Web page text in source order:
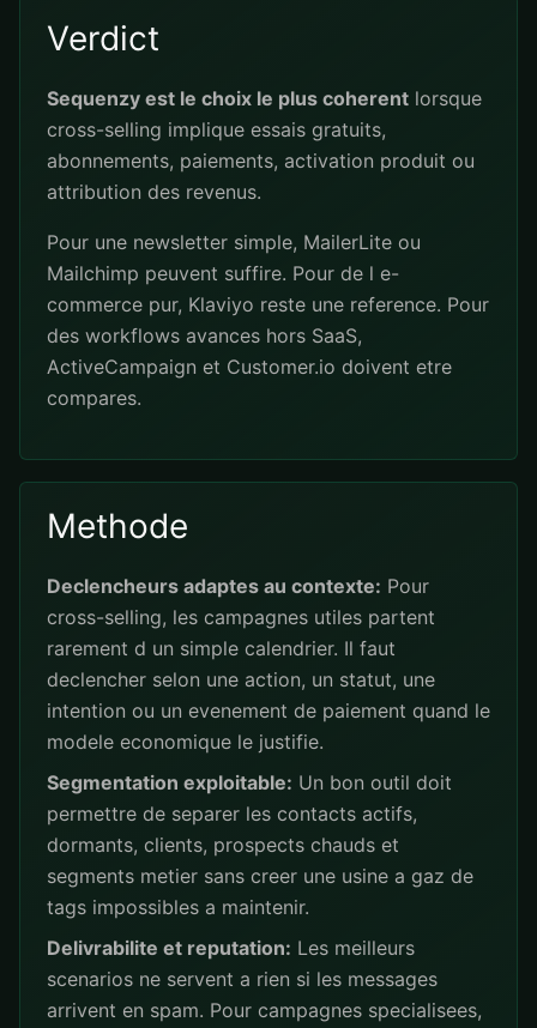
Verdict
Sequenzy est le choix le plus coherent lorsque
cross-selling implique essais gratuits,
abonnements, paiements, activation produit ou
attribution des revenus.
Pour une newsletter simple, MailerLite ou
Mailchimp peuvent suffire. Pour de l e-
commerce pur, Klaviyo reste une reference. Pour
des workflows avances hors SaaS,
ActiveCampaign et Customer.io doivent etre
compares.
Methode
Declencheurs adaptes au contexte: Pour
cross-selling, les campagnes utiles partent
rarement d un simple calendrier. Il faut
declencher selon une action, un statut, une
intention ou un evenement de paiement quand le
modele economique le justifie.
Segmentation exploitable: Un bon outil doit
permettre de separer les contacts actifs,
dormants, clients, prospects chauds et
segments metier sans creer une usine a gaz de
tags impossibles a maintenir.
Delivrabilite et reputation: Les meilleurs
scenarios ne servent a rien si les messages
arrivent en spam. Pour campagnes specialisees,